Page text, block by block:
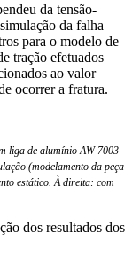
da tensão-
da falha
para o modelo de
tração efetuados
ao valor
ocorrer a fratura.
liga de alumínio AW 7003
(modelamento da peça
estático. À direita: com
dos resultados dos